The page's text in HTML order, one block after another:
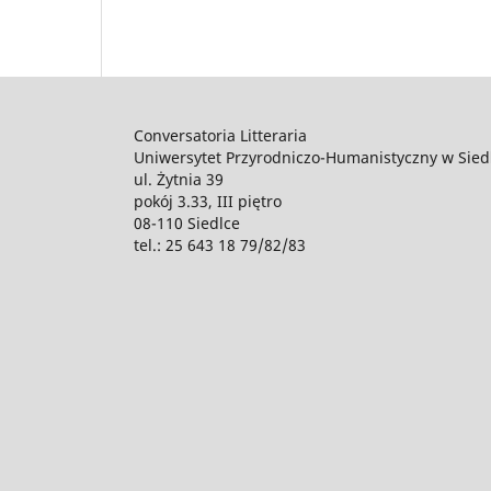
Conversatoria Litteraria
Uniwersytet Przyrodniczo-Humanistyczny w
ul. Żytnia 39
pokój 3.33, III piętro
08-110 Siedlce
tel.: 25 643 18 79/82/83